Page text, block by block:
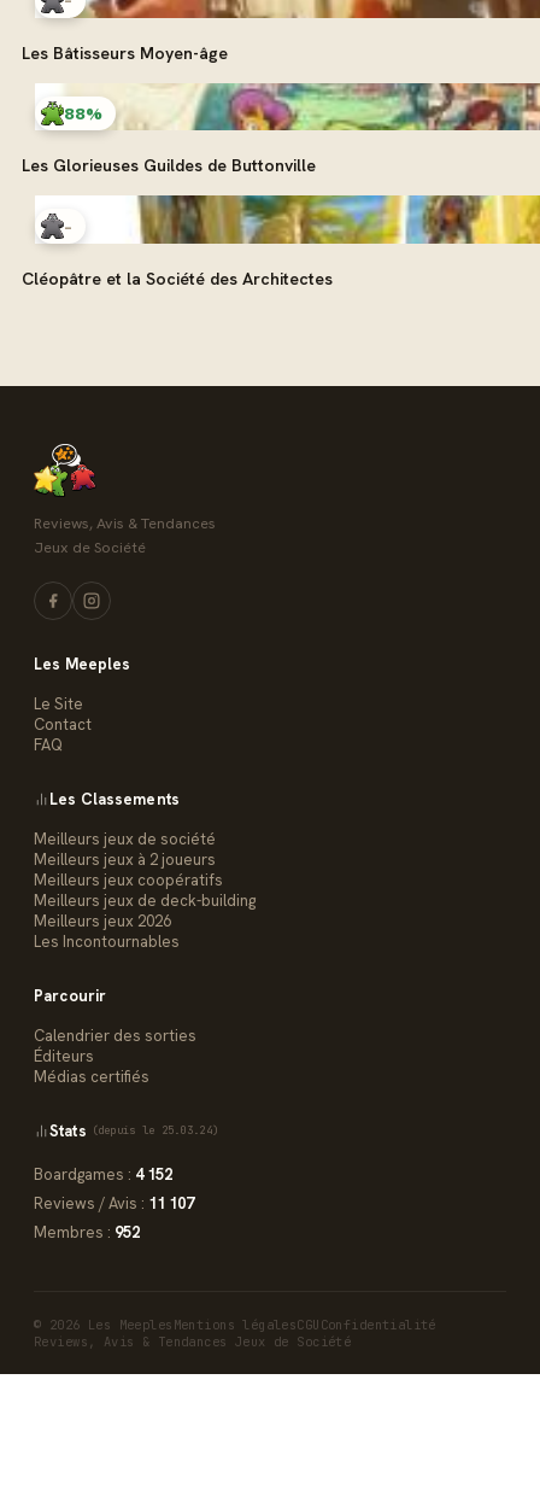
Les Bâtisseurs Moyen-âge
88%
Les Glorieuses Guildes de Buttonville
-
Cléopâtre et la Société des Architectes
Reviews, Avis & Tendances
Jeux de Société
Les Meeples
Le Site
Contact
FAQ
Les Classements
Meilleurs jeux de société
Meilleurs jeux à 2 joueurs
Meilleurs jeux coopératifs
Meilleurs jeux de deck-building
Meilleurs jeux 2026
Les Incontournables
Parcourir
Calendrier des sorties
Éditeurs
Médias certifiés
Stats (depuis le 25.03.24)
Boardgames : 4 152
Reviews / Avis : 11 107
Membres : 952
© 2026 Les Meeples Mentions légalesCGU Confidentialité
Reviews, Avis & Tendances Jeux de Société